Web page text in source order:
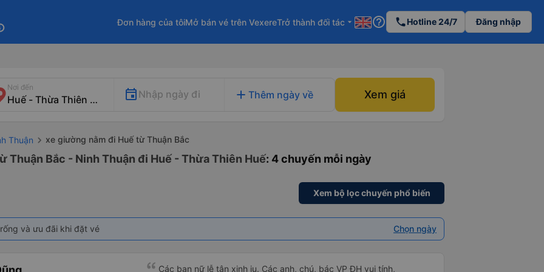
Đơn hàng của tôiMở bán vé trên VexereTrở thành đối tác arrow_drop_down help_outline phoneHotline 24/7 Đăng nhập
Nơi đến
Nhập ngày đi add Thêm ngày về Xem giá
Thuận xe giường nằm đi Huế từ Thuận Bắc
Thuận Bắc - Ninh Thuận đi Huế - Thừa Thiên Huế: 4 chuyến mỗi ngày
Xem bộ lọc chuyến phổ biến
và ưu đãi khi đặt vé Chọn ngày
Các bạn nữ lễ tân xinh iu. Các anh, chú, bác VP ĐH vui tính,